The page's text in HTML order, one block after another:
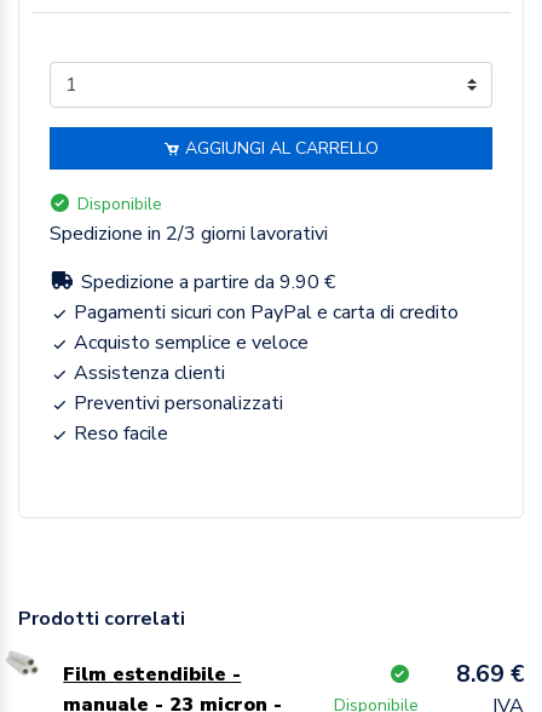
AGGIUNGI AL CARRELLO
Disponibile
Spedizione in 2/3 giorni lavorativi
Spedizione a partire da 9.90 €
Pagamenti sicuri con PayPal e carta di credito
Acquisto semplice e veloce
Assistenza clienti
Preventivi personalizzati
Reso facile
Prodotti correlati
Film estendibile -
manuale - 23 micron -
Disponibile
8.69 €
IVA